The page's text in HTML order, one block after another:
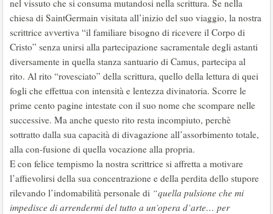
nel vissuto che si consuma mutandosi nella scrittura. Se nella
chiesa di SaintGermain visitata all’inizio del suo viaggio, la nostra
scrittrice avvertiva “il familiare bisogno di ricevere il Corpo di
Cristo” senza unirsi alla partecipazione sacramentale degli astanti
diversamente in quella stanza santuario di Camus, partecipa al
rito. Al rito “rovesciato” della scrittura, quello della lettura di quei
fogli che effettua con intensità e lentezza divinatoria. Scorre le
prime cento pagine intestate con il suo nome che scompare nelle
successive. Ma anche questo rito resta incompiuto, perchè
sottratto dalla sua capacità di divagazione all’assorbimento totale,
alla con-fusione di quella vocazione alla propria.
E con felice tempismo la nostra scrittrice si affretta a motivare
l’affievolirsi della sua concentrazione e della perdita dello stupore
rilevando l’indomabilità personale di “quella pulsione che mi
impedisce di arrendermi del tutto a un’opera d’arte… per